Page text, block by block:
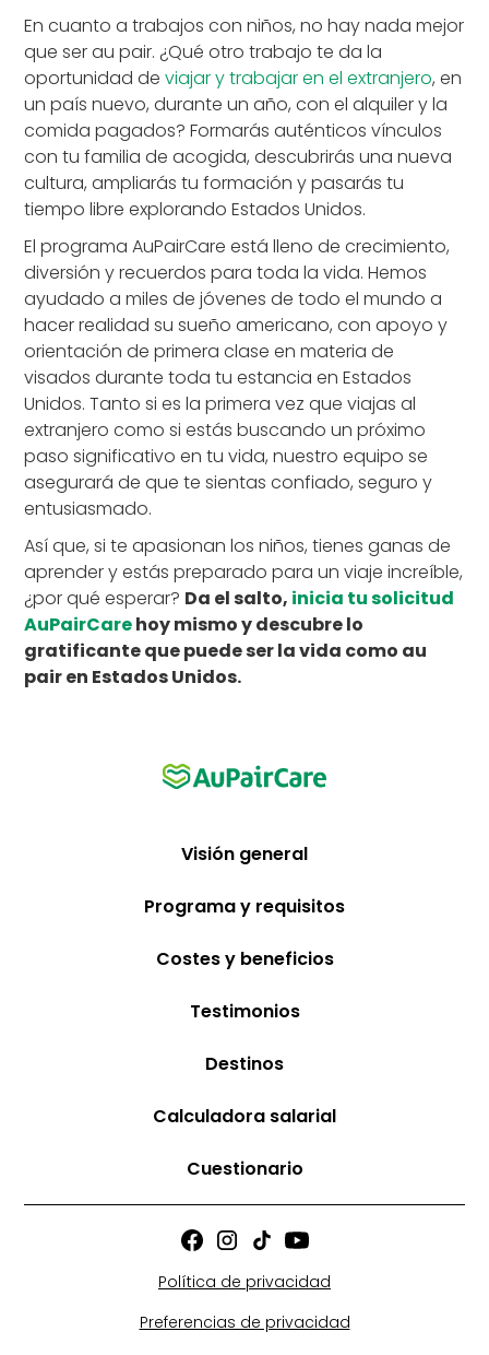
En cuanto a trabajos con niños, no hay nada mejor
que ser au pair. ¿Qué otro trabajo te da la
oportunidad deviajar y trabajar en el extranjero, en
un país nuevo, durante un año, con el alquiler y la
comida pagados? Formarás auténticos vínculos
con tu familia de acogida, descubrirás una nueva
cultura, ampliarás tu formación y pasarás tu
tiempo libre explorando Estados Unidos.
El programa AuPairCare está lleno de crecimiento,
diversión y recuerdos para toda la vida. Hemos
ayudado a miles de jóvenes de todo el mundo a
hacer realidad su sueño americano, con apoyo y
orientación de primera clase en materia de
visados durante toda tu estancia en Estados
Unidos. Tanto si es la primera vez que viajas al
extranjero como si estás buscando un próximo
paso significativo en tu vida, nuestro equipo se
asegurará de que te sientas confiado, seguro y
entusiasmado.
Así que, si te apasionan los niños, tienes ganas de
aprender y estás preparado para un viaje increíble,
¿por qué esperar? Da el salto, inicia tu solicitud
AuPairCarehoy mismo y descubre lo
gratificante que puede ser la vida como au
pair en Estados Unidos.
Visión general
Programa y requisitos
Costes y beneficios
Testimonios
Destinos
Calculadora salarial
Cuestionario
Política de privacidad
Preferencias de privacidad